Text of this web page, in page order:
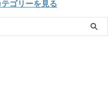
ゴリーを見る